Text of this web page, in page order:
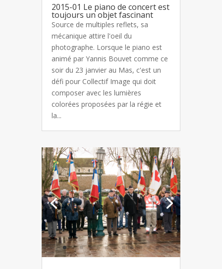
2015-01 Le piano de concert est
toujours un objet fascinant
Source de multiples reflets, sa
mécanique attire l'oeil du
photographe. Lorsque le piano est
animé par Yannis Bouvet comme ce
soir du 23 janvier au Mas, c'est un
défi pour Collectif Image qui doit
composer avec les lumières
colorées proposées par la régie et
la...